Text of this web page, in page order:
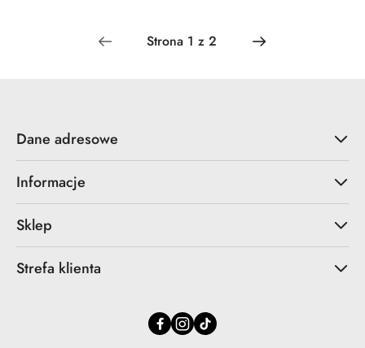
Dane adresowe
Informacje
Sklep
Strefa klienta